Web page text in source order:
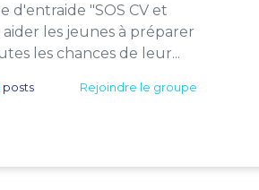
d'entraide "SOS CV et
aider les jeunes à préparer
les chances de leur...
posts Rejoindre le groupe